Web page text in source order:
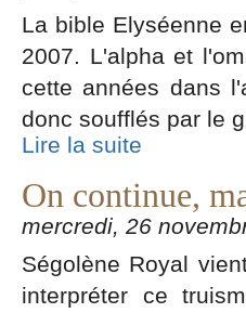
La bible Elyséenne
2007. L'alpha et
cette années dans
donc soufflés par le
Lire la suite
On continue,
mercredi, 26
Ségolène Royal
interpréter ce